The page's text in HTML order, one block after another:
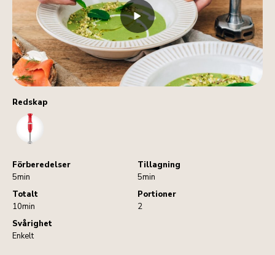
Redskap
HandBlender
Förberedelser
5min
Tillagning
5min
Totalt
10min
Portioner
2
Svårighet
Enkelt